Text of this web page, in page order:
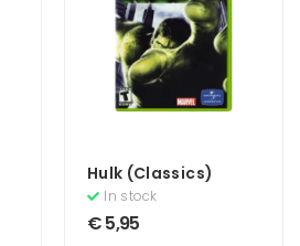
Hulk (Classics)
In stock
€5,95